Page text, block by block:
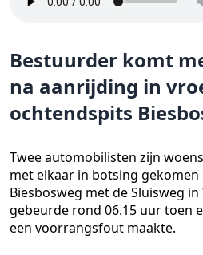
Bestuurder komt
na aanrijding in
ochtendspits
Twee automobilisten zijn
met elkaar in botsing
Biesbosweg met de Sluisweg
gebeurde rond 06.15 uur toen
een voorrangsfout maakte.